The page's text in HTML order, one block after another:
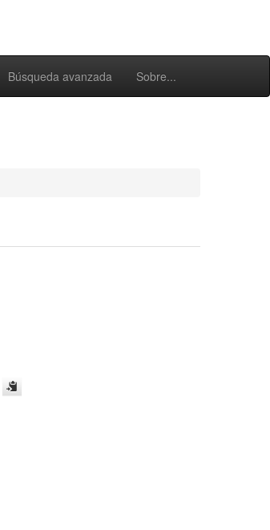
Búsqueda avanzada Sobre...